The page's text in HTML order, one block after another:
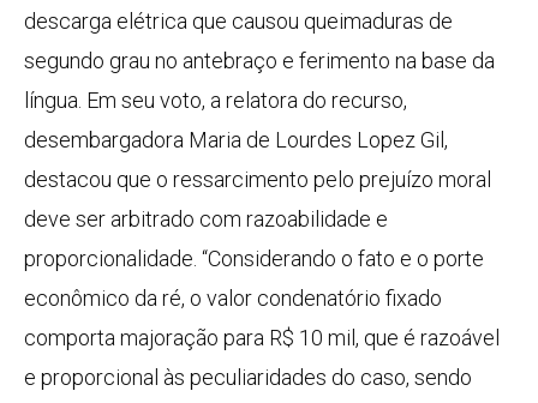
descarga elétrica que causou queimaduras de
segundo grau no antebraço e ferimento na base da
língua. Em seu voto, a relatora do recurso,
desembargadora Maria de Lourdes Lopez Gil,
destacou que o ressarcimento pelo prejuízo moral
deve ser arbitrado com razoabilidade e
proporcionalidade. “Considerando o fato e o porte
econômico da ré, o valor condenatório fixado
comporta majoração para R$ 10 mil, que é razoável
e proporcional às peculiaridades do caso, sendo